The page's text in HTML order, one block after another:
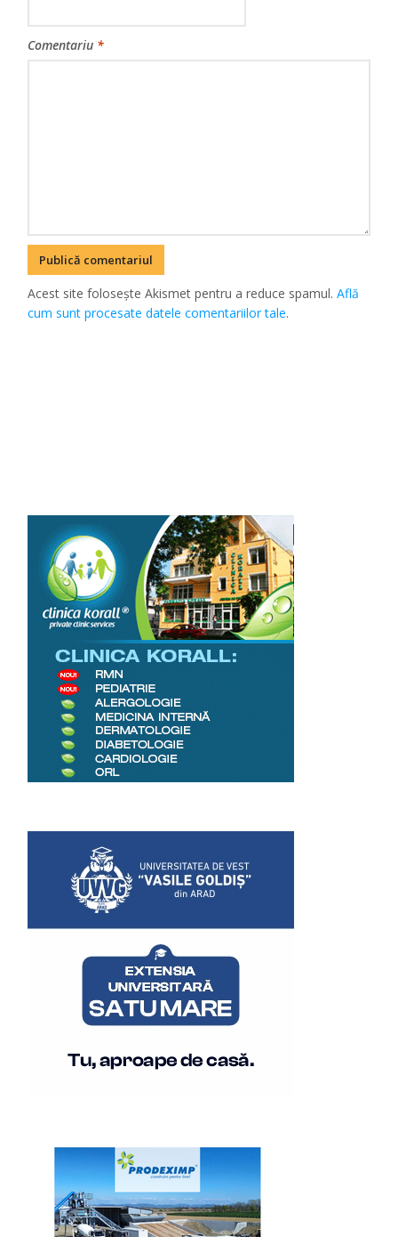
Comentariu *
Acest site folosește Akismet pentru a reduce spamul.Află
cum sunt procesate datele comentariilor tale.